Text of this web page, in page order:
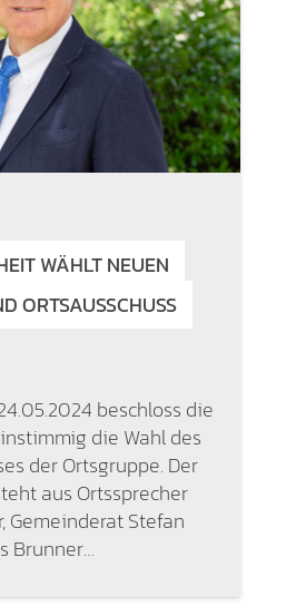
WÄHLT NEUEN
ORTSAUSSCHUSS
beschloss die
die Wahl des
der Ortsgruppe. Der
aus Ortssprecher
Gemeinderat Stefan
Brunner…